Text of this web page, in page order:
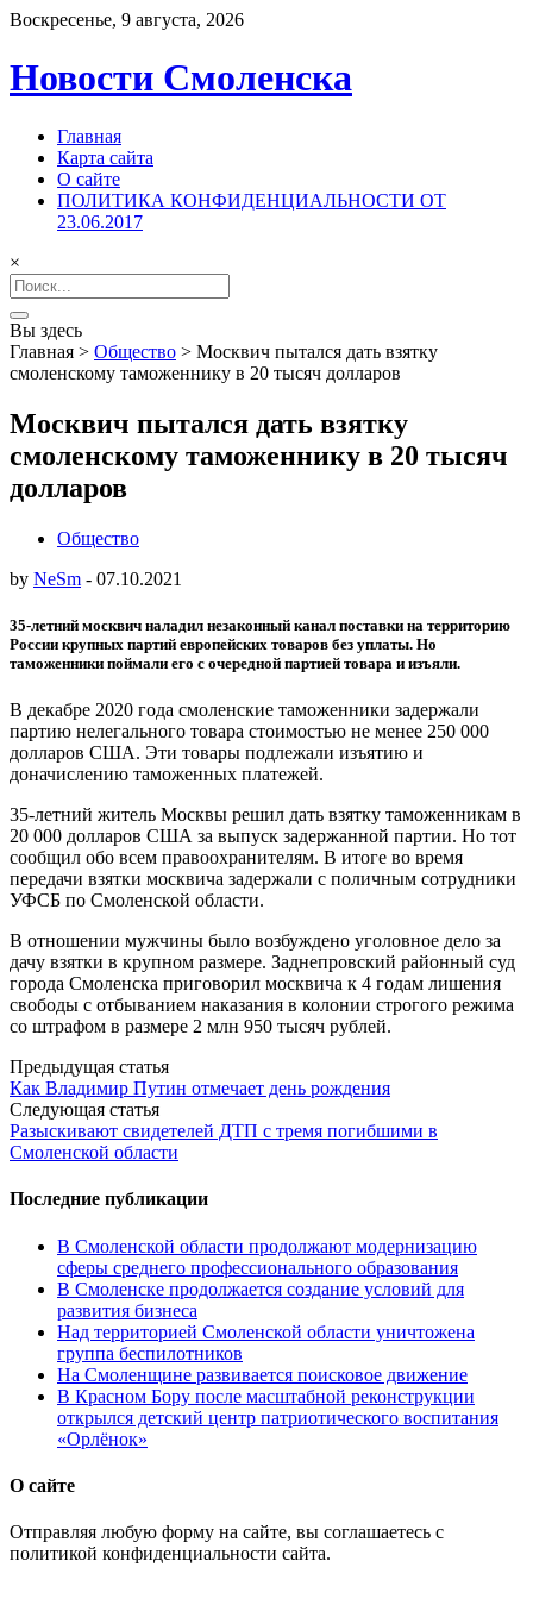
Воскресенье, 9 августа, 2026
Новости Смоленска
Главная
Карта сайта
О сайте
ПОЛИТИКА КОНФИДЕНЦИАЛЬНОСТИ ОТ
23.06.2017
×
Search
for:
Вы здесь
Главная > Общество > Москвич пытался дать взятку
смоленскому таможеннику в 20 тысяч долларов
Москвич пытался дать взятку
смоленскому таможеннику в 20 тысяч
долларов
Общество
by NeSm - 07.10.2021
35-летний москвич наладил незаконный канал поставки на территорию
России крупных партий европейских товаров без уплаты. Но
таможенники поймали его с очередной партией товара и изъяли.
В декабре 2020 года смоленские таможенники задержали
партию нелегального товара стоимостью не менее 250 000
долларов США. Эти товары подлежали изъятию и
доначислению таможенных платежей.
35-летний житель Москвы решил дать взятку таможенникам в
20 000 долларов США за выпуск задержанной партии. Но тот
сообщил обо всем правоохранителям. В итоге во время
передачи взятки москвича задержали с поличным сотрудники
УФСБ по Смоленской области.
В отношении мужчины было возбуждено уголовное дело за
дачу взятки в крупном размере. Заднепровский районный суд
города Смоленска приговорил москвича к 4 годам лишения
свободы с отбыванием наказания в колонии строгого режима
со штрафом в размере 2 млн 950 тысяч рублей.
Post
navigation
Предыдущая статья
Как Владимир Путин отмечает день рождения
Следующая статья
Разыскивают свидетелей ДТП с тремя погибшими в
Смоленской области
Последние публикации
В Смоленской области продолжают модернизацию
сферы среднего профессионального образования
В Смоленске продолжается создание условий для
развития бизнеса
Над территорией Смоленской области уничтожена
группа беспилотников
На Смоленщине развивается поисковое движение
В Красном Бору после масштабной реконструкции
открылся детский центр патриотического воспитания
«Орлёнок»
О сайте
Отправляя любую форму на сайте, вы соглашаетесь с
политикой конфиденциальности сайта.